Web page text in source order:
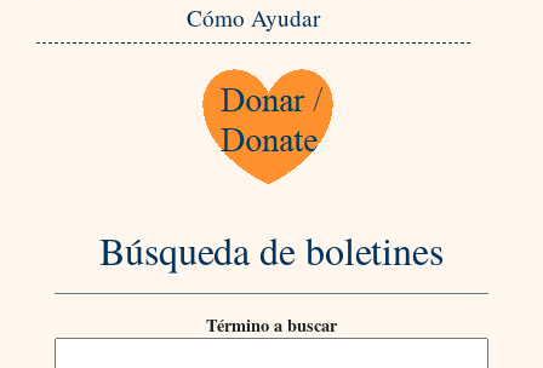
Cómo Ayudar
Búsqueda de boletines
Término a buscar